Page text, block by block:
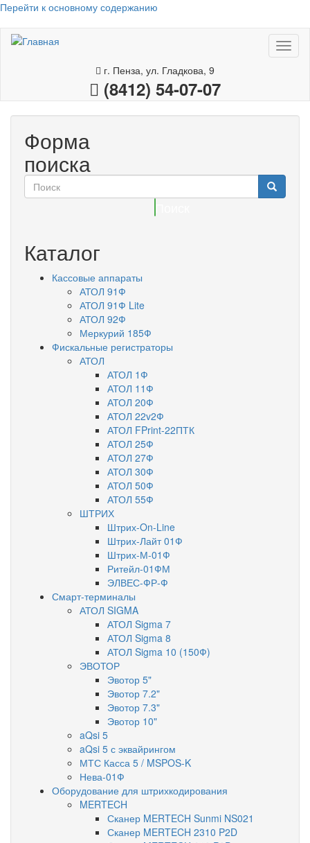
Перейти к основному содержанию
г. Пенза, ул. Гладкова, 9
(8412) 54-07-07
Форма
поиска
Каталог
Кассовые аппараты
АТОЛ 91Ф
АТОЛ 91Ф Lite
АТОЛ 92Ф
Меркурий 185Ф
Фискальные регистраторы
АТОЛ
АТОЛ 1Ф
АТОЛ 11Ф
АТОЛ 20Ф
АТОЛ 22v2Ф
АТОЛ FPrint-22ПТК
АТОЛ 25Ф
АТОЛ 27Ф
АТОЛ 30Ф
АТОЛ 50Ф
АТОЛ 55Ф
ШТРИХ
Штрих-On-Line
Штрих-Лайт 01Ф
Штрих-М-01Ф
Ритейл-01ФМ
ЭЛВЕС-ФР-Ф
Смарт-терминалы
АТОЛ SIGMA
АТОЛ Sigma 7
АТОЛ Sigma 8
АТОЛ Sigma 10 (150Ф)
ЭВОТОР
Эвотор 5"
Эвотор 7.2"
Эвотор 7.3"
Эвотор 10"
aQsi 5
aQsi 5 с эквайрингом
МТС Касса 5 / MSPOS-K
Нева-01Ф
Оборудование для штрихкодирования
MERTECH
Сканер MERTECH Sunmi NS021
Сканер MERTECH 2310 P2D